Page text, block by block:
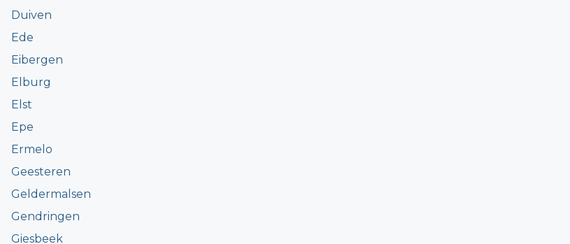
Duiven
Ede
Eibergen
Elburg
Elst
Epe
Ermelo
Geesteren
Geldermalsen
Gendringen
Giesbeek